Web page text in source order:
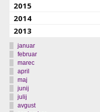
2015
2014
2013
januar
februar
marec
april
maj
junij
julij
avgust